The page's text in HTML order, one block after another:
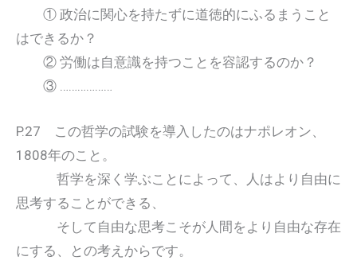
① 政治に関心を持たずに道徳的にふるまうこと
はできるか？
② 労働は自意識を持つことを容認するのか？
③ ………………
P.27 この哲学の試験を導入したのはナポレオン、
1808年のこと。
哲学を深く学ぶことによって、人はより自由に
思考することができる、
そして自由な思考こそが人間をより自由な存在
にする、との考えからです。